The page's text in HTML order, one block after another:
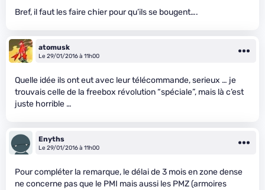
Bref, il faut les faire chier pour qu’ils se bougent….
atomusk
Le 29/01/2016 à 11h00
Quelle idée ils ont eut avec leur télécommande, serieux … je
trouvais celle de la freebox révolution “spéciale”, mais là c’est
juste horrible …
Enyths
Le 29/01/2016 à 11h00
Pour compléter la remarque, le délai de 3 mois en zone dense
ne concerne pas que le PMI mais aussi les PMZ (armoires